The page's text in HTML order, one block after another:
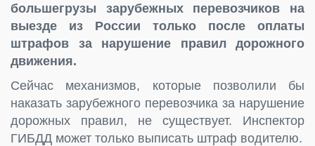
большегрузы зарубежных перевозчиков на
выезде из России только после оплаты
штрафов за нарушение правил дорожного
движения.
Сейчас механизмов, которые позволили бы
наказать зарубежного перевозчика за нарушение
дорожных правил, не существует. Инспектор
ГИБДД может только выписать штраф водителю.